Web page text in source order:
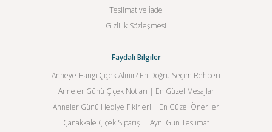
Teslimat ve İade
Gizlilik Sözleşmesi
Faydalı Bilgiler
Anneye Hangi Çiçek Alınır? En Doğru Seçim Rehberi
Anneler Günü Çiçek Notları | En Güzel Mesajlar
Anneler Günü Hediye Fikirleri | En Güzel Öneriler
Çanakkale Çiçek Siparişi | Aynı Gün Teslimat